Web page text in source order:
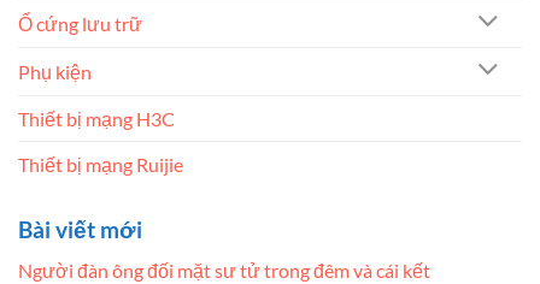
Ổ cứng lưu trữ
Phụ kiện
Thiết bị mạng H3C
Thiết bị mạng Ruijie
Bài viết mới
Người đàn ông đối mặt sư tử trong đêm và cái kết